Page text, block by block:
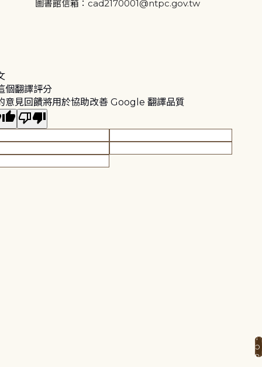
圖書館信箱：cad2170001@ntpc.gov.tw
個翻譯評分
意見回饋將用於協助改善 Google 翻譯品質